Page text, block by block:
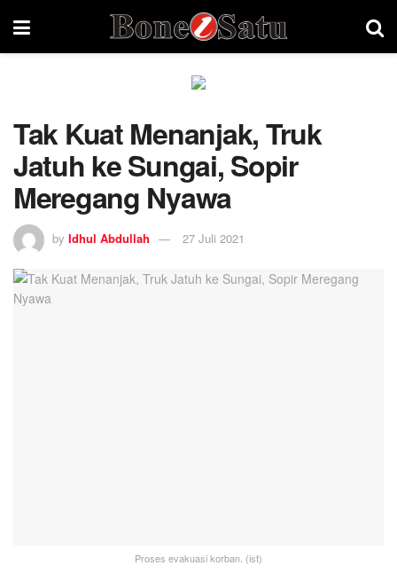
Tak Kuat Menanjak, Truk
Jatuh ke Sungai, Sopir
Meregang Nyawa
by Idhul Abdullah 27 Juli 2021
Proses evakuasi korban. (ist)